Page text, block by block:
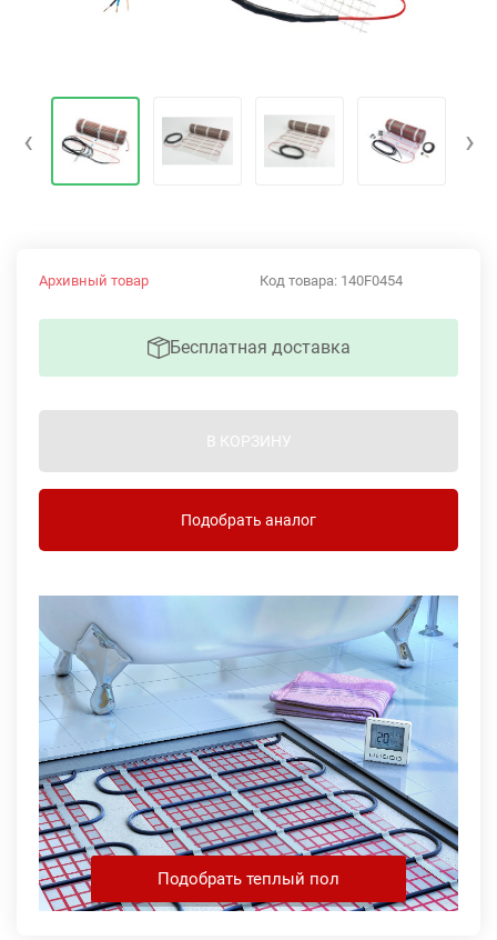
‹ ›
Код товара: 140F0454
Архивный товар
Бесплатная доставка
В КОРЗИНУ
Подобрать аналог
Подобрать теплый пол